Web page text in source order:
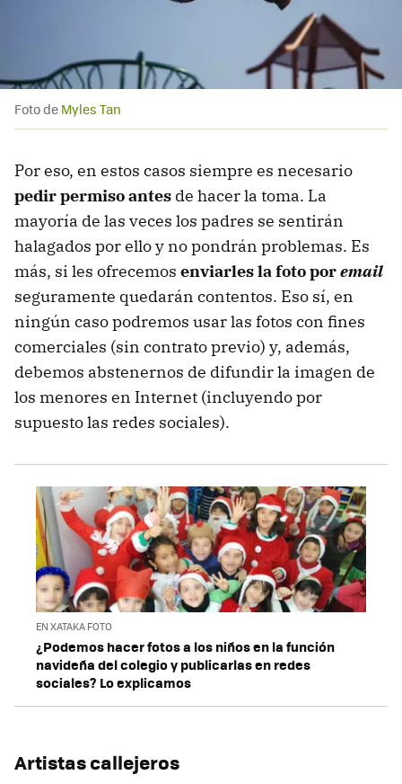
Foto de Myles Tan
Por eso, en estos casos siempre es necesario
pedir permiso antes de hacer la toma. La
mayoría de las veces los padres se sentirán
halagados por ello y no pondrán problemas. Es
más, si les ofrecemos enviarles la foto poremail
seguramente quedarán contentos. Eso sí, en
ningún caso podremos usar las fotos con fines
comerciales (sin contrato previo) y, además,
debemos abstenernos de difundir la imagen de
los menores en Internet (incluyendo por
supuesto las redes sociales).
EN XATAKA FOTO
¿Podemos hacer fotos a los niños en la función
navideña del colegio y publicarlas en redes
sociales? Lo explicamos
Artistas callejeros